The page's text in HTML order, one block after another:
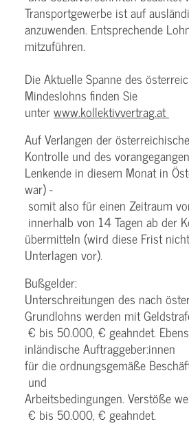
Transportgewerbe ist auf
anzuwenden. Entsprechende
mitzuführen.
Die Aktuelle Spanne des
Mindeslohns finden Sie
unterwww.kollektivvertrag.at
Auf Verlangen der
Kontrolle und des
Lenkende in diesem Monat in
war) ­
somit also für einen Zeitraum
innerhalb von 14 Tagen ab der
übermitteln (wird diese Frist
Unterlagen vor).
Bußgelder:
Unterschreitungen des nach
Grundlohns werden mit
€ bis 50.000,­­ € geahndet.
inländische Auftraggeber:innen
für die ordnungsgemäße
und
Arbeitsbedingungen. Verstöße
€ bis 50.000,­­ € geahndet.